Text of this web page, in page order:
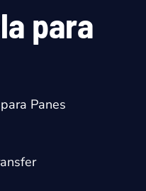
para
Panes